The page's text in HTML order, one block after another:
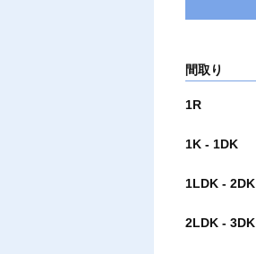
間取り
1R
1K - 1DK
1LDK - 2DK
2LDK - 3DK